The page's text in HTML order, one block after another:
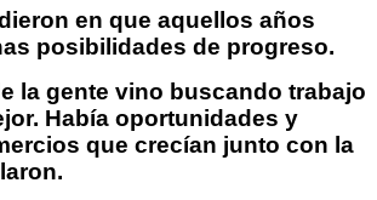
en que aquellos años
posibilidades de progreso.
la gente vino buscando trabajo
Había oportunidades y
que crecían junto con la